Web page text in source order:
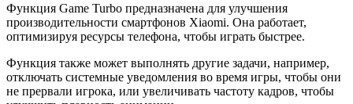
Функция Game Turbo предназначена для улучшения
производительности смартфонов Xiaomi. Она работает,
оптимизируя ресурсы телефона, чтобы играть быстрее.
Функция также может выполнять другие задачи, например,
отключать системные уведомления во время игры, чтобы они
не прервали игрока, или увеличивать частоту кадров, чтобы